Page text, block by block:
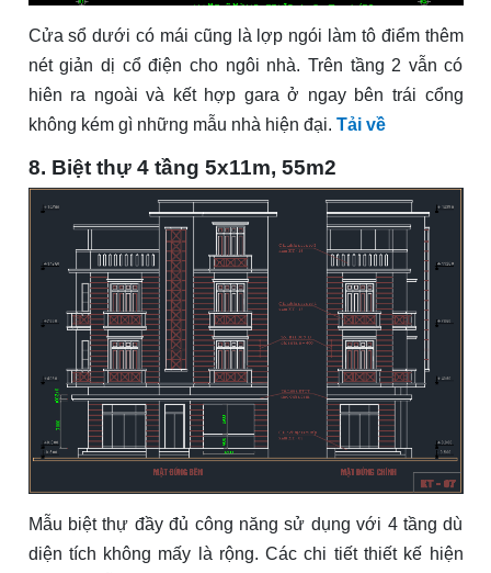
Cửa sổ dưới có mái cũng là lợp ngói làm tô điểm thêm
nét giản dị cổ điện cho ngôi nhà. Trên tầng 2 vẫn có
hiên ra ngoài và kết hợp gara ở ngay bên trái cổng
không kém gì những mẫu nhà hiện đại. Tải về
8. Biệt thự 4 tầng 5x11m, 55m2
Mẫu biệt thự đầy đủ công năng sử dụng với 4 tầng dù
diện tích không mấy là rộng. Các chi tiết thiết kế hiện